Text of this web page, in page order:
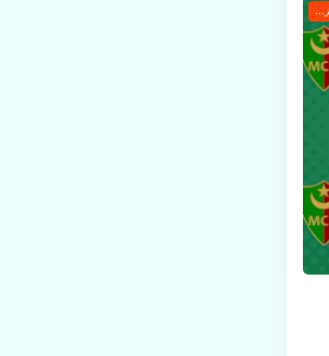
نادي-مولودية-الجزائر